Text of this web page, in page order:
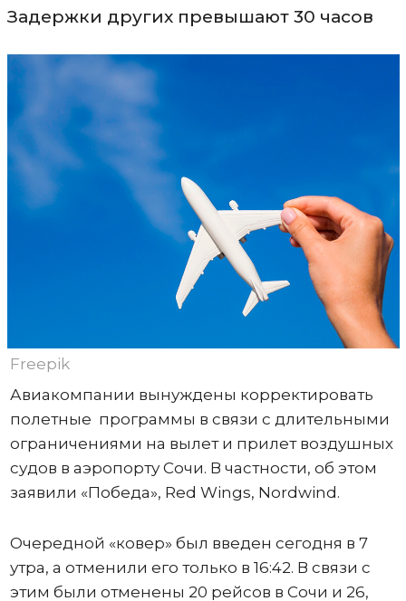
Задержки других превышают 30 часов
Freepik
Авиакомпании вынуждены корректировать
полетные программы в связи с длительными
ограничениями на вылет и прилет воздушных
судов в аэропорту Сочи. В частности, об этом
заявили «Победа», Red Wings, Nordwind.
Очередной «ковер» был введен сегодня в 7
утра, а отменили его только в 16:42. В связи с
этим были отменены 20 рейсов в Сочи и 26,